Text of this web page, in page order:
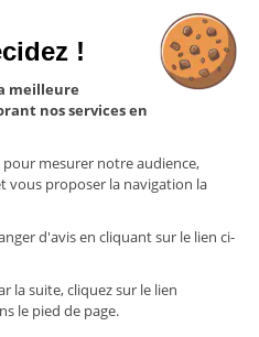
!
meilleure
nos services en
mesurer notre audience,
vous proposer la navigation la
d'avis en cliquant sur le lien ci-
la suite, cliquez sur le lien
le pied de page.
VMC
PRO
légales
confidentialité